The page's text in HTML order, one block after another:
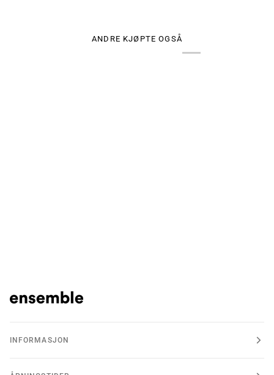
ANDRE KJØPTE OGSÅ
INFORMASJON